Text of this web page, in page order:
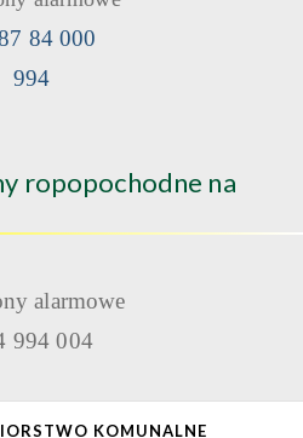
84 000
994
ropopochodne na
alarmowe
994 004
KOMUNALNE